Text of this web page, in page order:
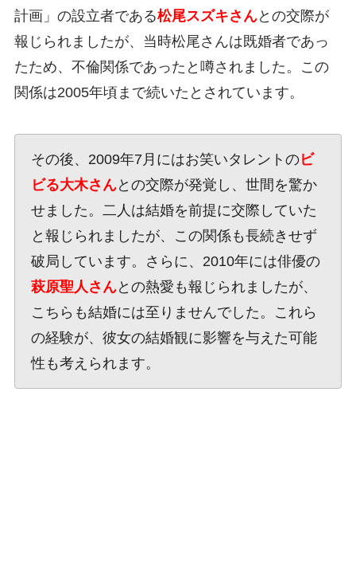
計画」の設立者である松尾スズキさんとの交際が
報じられましたが、当時松尾さんは既婚者であっ
たため、不倫関係であったと噂されました。この
関係は2005年頃まで続いたとされています。
その後、2009年7月にはお笑いタレントのビ
ビる大木さんとの交際が発覚し、世間を驚か
せました。二人は結婚を前提に交際していた
と報じられましたが、この関係も長続きせず
破局しています。さらに、2010年には俳優の
萩原聖人さんとの熱愛も報じられましたが、
こちらも結婚には至りませんでした。これら
の経験が、彼女の結婚観に影響を与えた可能
性も考えられます。